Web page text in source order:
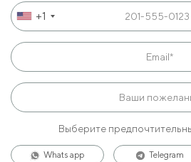
+1
Выберите
Whats app Telegram